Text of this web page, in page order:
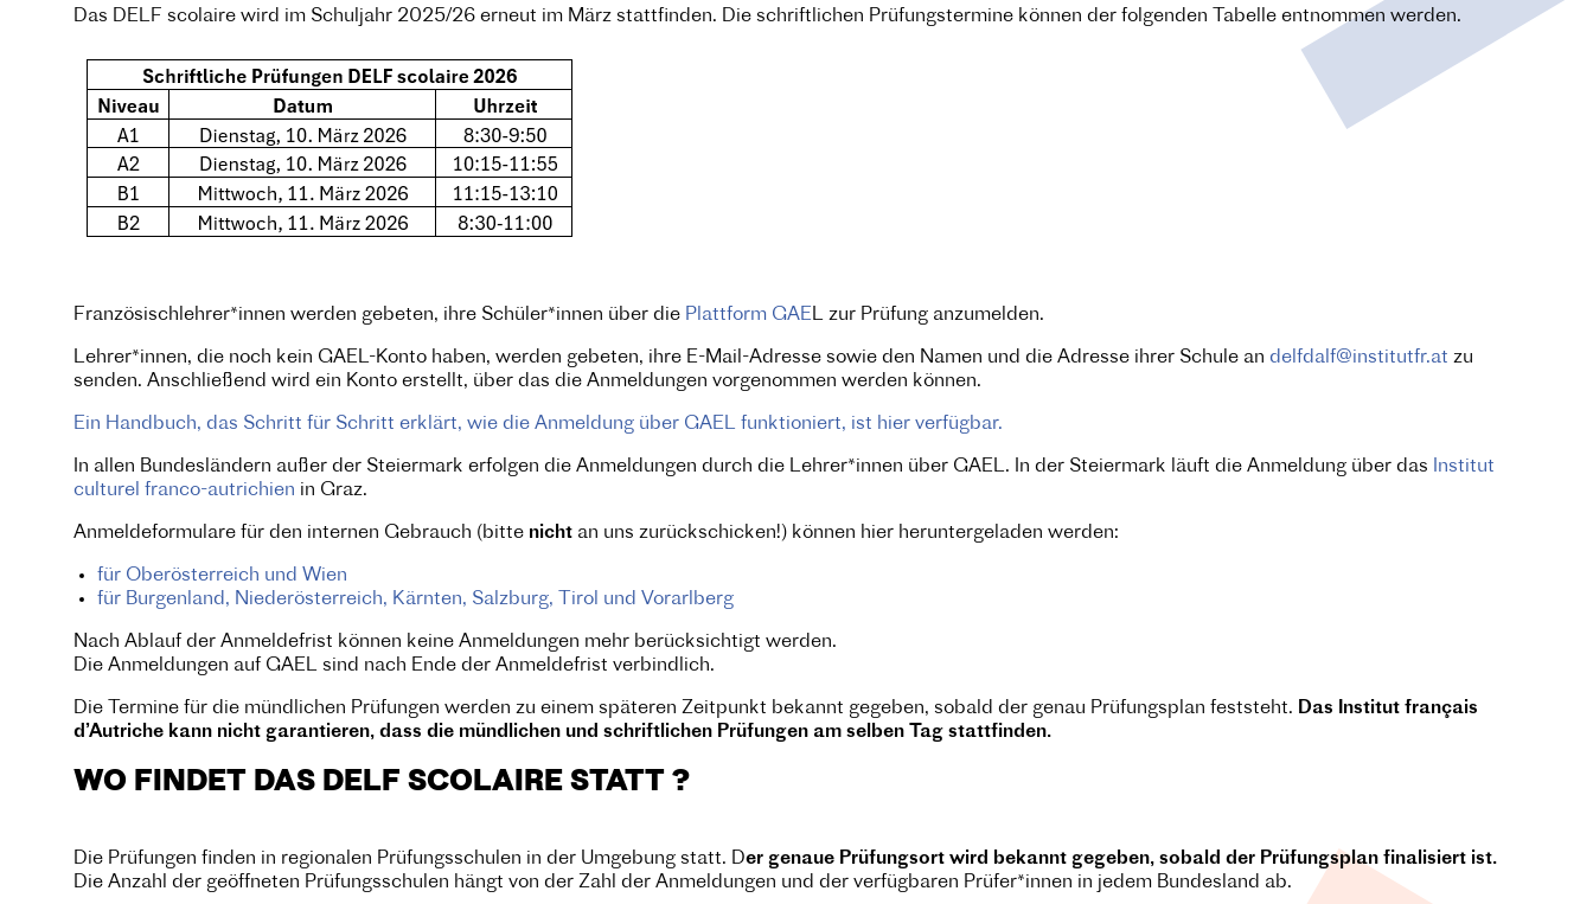
Das DELF scolaire wird im Schuljahr 2025/26 erneut im März stattfinden. Die schriftlichen Prüfungstermine können der folgenden Tabelle entnommen werden.
Französischlehrer*innen werden gebeten, ihre Schüler*innen über die Plattform GAEL zur Prüfung anzumelden.
Lehrer*innen, die noch kein GAEL-Konto haben, werden gebeten, ihre E-Mail-Adresse sowie den Namen und die Adresse ihrer Schule an delfdalf@institutfr.at zu
senden. Anschließend wird ein Konto erstellt, über das die Anmeldungen vorgenommen werden können.
Ein Handbuch, das Schritt für Schritt erklärt, wie die Anmeldung über GAEL funktioniert, ist hier verfügbar.
In allen Bundesländern außer der Steiermark erfolgen die Anmeldungen durch die Lehrer*innen über GAEL. In der Steiermark läuft die Anmeldung über das
Institut
culturel franco-autrichien in Graz.
Anmeldeformulare für den internen Gebrauch (bitte nicht an uns zurückschicken!) können hier heruntergeladen werden:
für Oberösterreich und Wien
für Burgenland, Niederösterreich, Kärnten, Salzburg, Tirol und Vorarlberg
Nach Ablauf der Anmeldefrist können keine Anmeldungen mehr berücksichtigt werden.
Die Anmeldungen auf GAEL sind nach Ende der Anmeldefrist verbindlich.
Die Termine für die mündlichen Prüfungen werden zu einem späteren Zeitpunkt bekannt gegeben, sobald der genau Prüfungsplan feststeht. Das Institut français
d’Autriche kann nicht garantieren, dass die mündlichen und schriftlichen Prüfungen am selben Tag stattfinden.
WO FINDET DAS DELF SCOLAIRE STATT ?
Die Prüfungen finden in regionalen Prüfungsschulen in der Umgebung statt. Der genaue Prüfungsort wird bekannt gegeben, sobald der Prüfungsplan finalisiert ist.
Die Anzahl der geöffneten Prüfungsschulen hängt von der Zahl der Anmeldungen und der verfügbaren Prüfer*innen in jedem Bundesland ab.